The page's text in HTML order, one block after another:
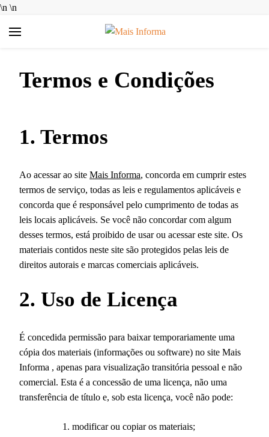
\n \n
simplificar a sua vida, trazendo informações úteis e práticas
sobre Finanças e Aplicativos Diversos. Queremos ajudar você a
Termos e Condições
1. Termos
Ao acessar ao site Mais Informa, concorda em cumprir estes
termos de serviço, todas as leis e regulamentos aplicáveis ​​e
concorda que é responsável pelo cumprimento de todas as
leis locais aplicáveis. Se você não concordar com algum
desses termos, está proibido de usar ou acessar este site. Os
materiais contidos neste site são protegidos pelas leis de
direitos autorais e marcas comerciais aplicáveis.
2. Uso de Licença
É concedida permissão para baixar temporariamente uma
cópia dos materiais (informações ou software) no site Mais
Informa , apenas para visualização transitória pessoal e não
comercial. Esta é a concessão de uma licença, não uma
transferência de título e, sob esta licença, você não pode:
modificar ou copiar os materiais;